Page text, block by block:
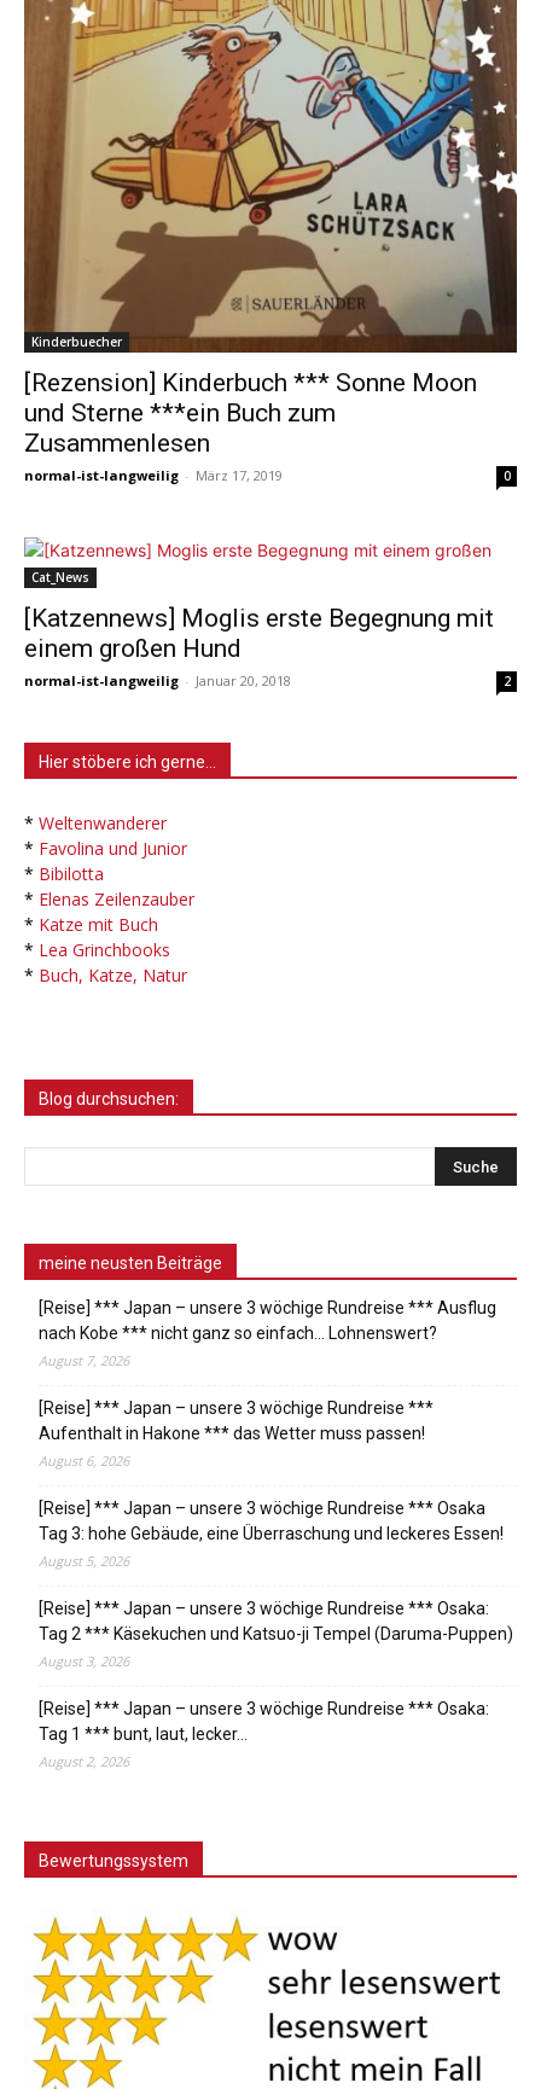
Kinderbuecher
[Rezension] Kinderbuch *** Sonne Moon
und Sterne ***ein Buch zum
Zusammenlesen
normal-ist-langweilig - März 17, 2019 0
Cat_News
[Katzennews] Moglis erste Begegnung mit
einem großen Hund
normal-ist-langweilig - Januar 20, 2018 2
Hier stöbere ich gerne…
* Weltenwanderer
* Favolina und Junior
* Bibilotta
* Elenas Zeilenzauber
* Katze mit Buch
* Lea Grinchbooks
* Buch, Katze, Natur
Blog durchsuchen:
meine neusten Beiträge
[Reise] *** Japan – unsere 3 wöchige Rundreise *** Ausflug
nach Kobe *** nicht ganz so einfach… Lohnenswert?
August 7, 2026
[Reise] *** Japan – unsere 3 wöchige Rundreise ***
Aufenthalt in Hakone *** das Wetter muss passen!
August 6, 2026
[Reise] *** Japan – unsere 3 wöchige Rundreise *** Osaka
Tag 3: hohe Gebäude, eine Überraschung und leckeres Essen!
August 5, 2026
[Reise] *** Japan – unsere 3 wöchige Rundreise *** Osaka:
Tag 2 *** Käsekuchen und Katsuo-ji Tempel (Daruma-Puppen)
August 3, 2026
[Reise] *** Japan – unsere 3 wöchige Rundreise *** Osaka:
Tag 1 *** bunt, laut, lecker…
August 2, 2026
Bewertungssystem